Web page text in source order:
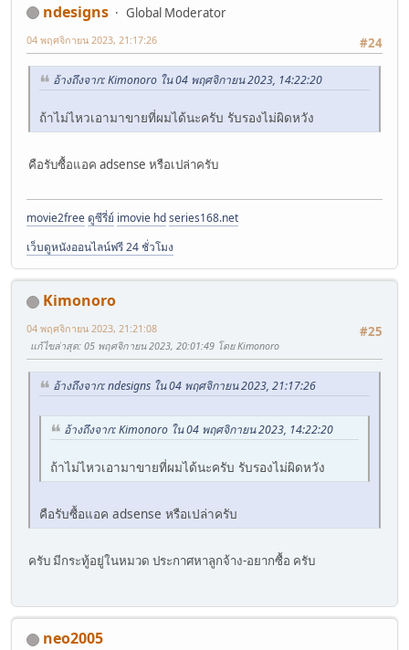
ndesigns
Global Moderator
#24
04 พฤศจิกายน 2023, 21:17:26
อ้างถึงจาก: Kimonoro ใน 04 พฤศจิกายน 2023, 14:22:20
ถ้าไม่ไหวเอามาขายที่ผมได้นะครับ รับรองไม่ผิดหวัง
คือรับซื้อแอค adsense หรือเปล่าครับ
movie2freeดูซีรี่ย์ imovie hdseries168.net
เว็บดูหนังออนไลน์ฟรี 24 ชั่วโมง
Kimonoro
#25
04 พฤศจิกายน 2023, 21:21:08
แก้ไขล่าสุด: 05 พฤศจิกายน 2023, 20:01:49 โดย Kimonoro
อ้างถึงจาก: ndesigns ใน 04 พฤศจิกายน 2023, 21:17:26
อ้างถึงจาก: Kimonoro ใน 04 พฤศจิกายน 2023, 14:22:20
ถ้าไม่ไหวเอามาขายที่ผมได้นะครับ รับรองไม่ผิดหวัง
คือรับซื้อแอค adsense หรือเปล่าครับ
ครับ มีกระทู้อยู่ในหมวด ประกาศหาลูกจ้าง-อยากซื้อ ครับ
neo2005